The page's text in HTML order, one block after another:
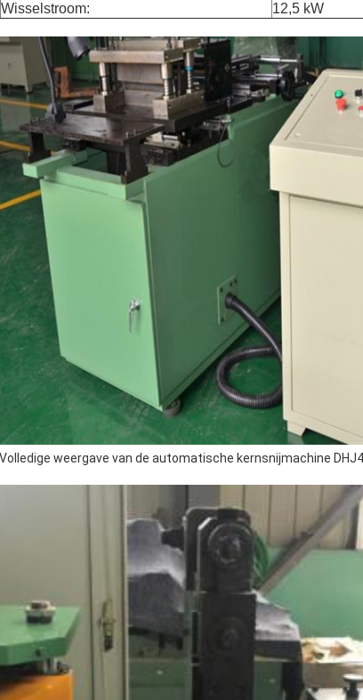
Wisselstroom: 12,5 kW
Volledige weergave van de automatische kernsnijmachine